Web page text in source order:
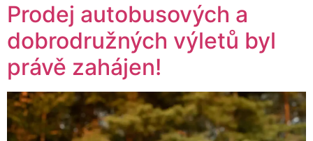
Prodej autobusových a
dobrodružných výletů byl
právě zahájen!